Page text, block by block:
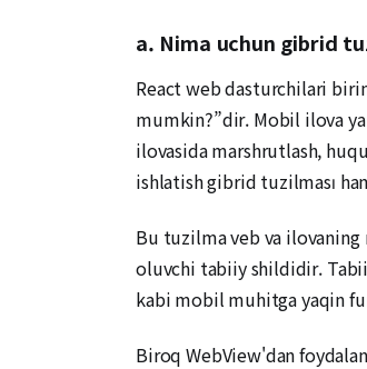
a. Nima uchun gibrid
React web dasturchilari
mumkin?”dir. Mobil ilova
ilovasida marshrutlash,
ishlatish gibrid tuzilması
Bu tuzilma veb va
oluvchi tabiiy shildidir.
kabi mobil muhitga yaqin
Biroq WebView'dan